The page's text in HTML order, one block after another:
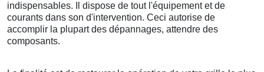
indispensables. Il dispose de tout l'équipement et de
courants dans son d'intervention. Ceci autorise de
accomplir la plupart des dépannages, attendre des
composants.